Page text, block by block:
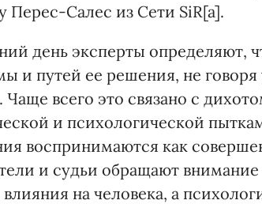
Перес-Салес из Сети SiR[a].
день эксперты определяют,
и путей ее решения, не
Чаще всего это связано с
и психологической
воспринимаются как
и судьи обращают внимание
на человека, а